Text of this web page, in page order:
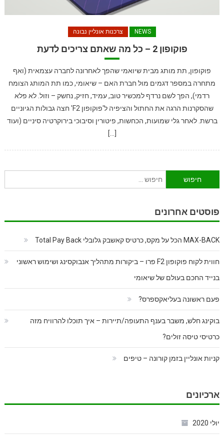
NEWS צרכנות אונליין נבונה
פוקופון 2 – כל מה שאתם צריכים לדעת
פוקופון, תת מותג מבית שיואמי שהפך לאחרונה לחברה עצמאית (ואף
מתחרה במספר דגמים מול חברת האם – שיאומי, כמו תת המותג הצומח
רדמי), הפך לשם נרדף למכשיר טוב, עמיד, חזיק, נחשק – וזול. לא פלא
שהסקרנות הרגה את החתול והציפיה ל'פוקופון F2' חצה גבולות הגיוניים
ברשת. לאחר גלי שמועות, הכחשות, פיטורין וסיבוכי בירוקרטיה סיניים (ועוד
[…]
פוסטים אחרונים
MAX-BACK הכל על מקס, כרטיס קאשבק גלובלי Total Pay Back
חווית לקוח פוקופון F2 פרו – ביקורות מתהליך אנבוקסינג ושימוש ראשוני
בנייד החכם בעולם של שיאומי
פעם ראשונה בעליאקספרס?
בוקינג חלש, משבר בענף התעופה/תיירות – איך תוכלו להרוויח מזה
כרטיסי טיסה זולים?
קניות אונליין בזמן קורונה – טיפים
ארכיונים
יולי 2020